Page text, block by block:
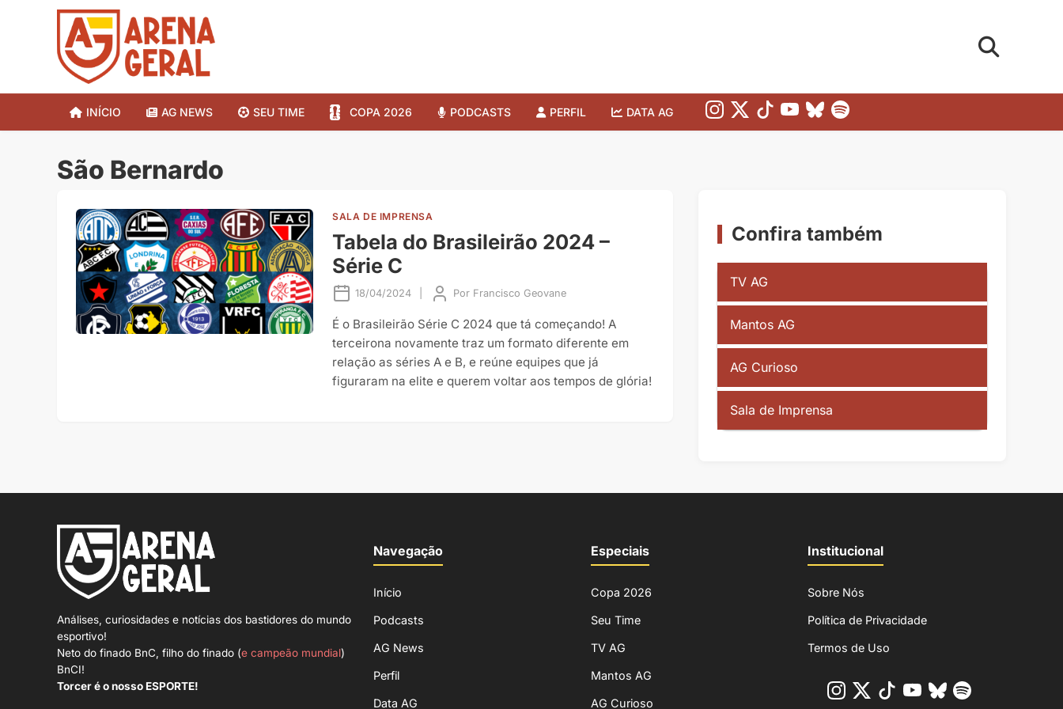
INÍCIO AG NEWS SEU TIME COPA 2026 PODCASTS PERFIL DATA AG
São Bernardo
SALA DE IMPRENSA
Tabela do Brasileirão 2024 –
Série C
18/04/2024 Por Francisco Geovane
É o Brasileirão Série C 2024 que tá começando! A
terceirona novamente traz um formato diferente em
relação as séries A e B, e reúne equipes que já
figuraram na elite e querem voltar aos tempos de glória!
Confira também
TV AG
Mantos AG
AG Curioso
Sala de Imprensa
Análises, curiosidades e notícias dos bastidores do mundo
esportivo!
Neto do finado BnC, filho do finado (e campeão mundial)
BnCI!
Torcer é o nosso ESPORTE!
Navegação
Início
Podcasts
AG News
Perfil
Data AG
Especiais
Copa 2026
Seu Time
TV AG
Mantos AG
AG Curioso
Institucional
Sobre Nós
Política de Privacidade
Termos de Uso